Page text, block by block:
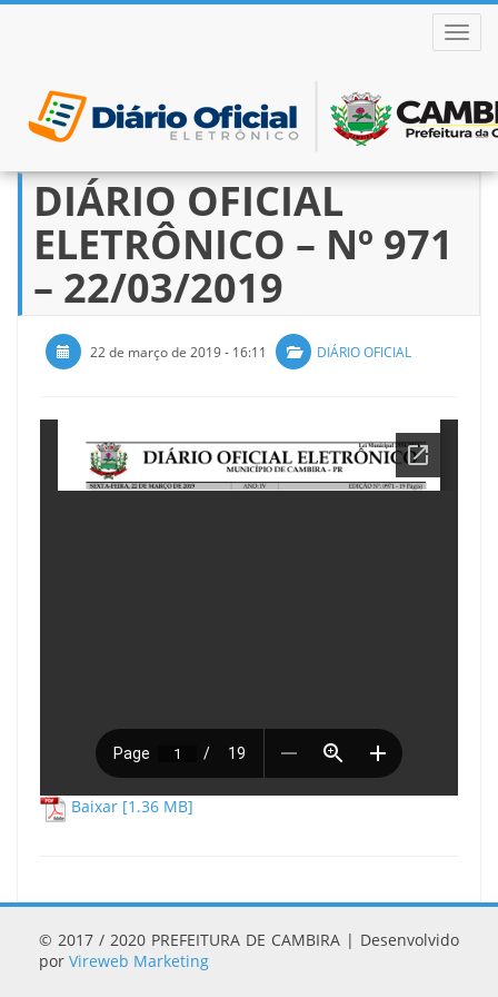
Pular
para
conteúdo
DIÁRIO OFICIAL
ELETRÔNICO – Nº 971
– 22/03/2019
22 de março de 2019 - 16:11 DIÁRIO OFICIAL
Baixar [1.36 MB]
© 2017 / 2020 PREFEITURA DE CAMBIRA | Desenvolvido
por Vireweb Marketing